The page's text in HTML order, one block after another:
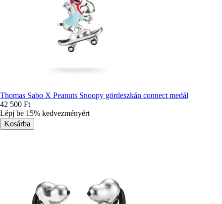
Thomas Sabo X Peanuts Snoopy gördeszkán connect medál
42 500 Ft
Lépj be 15% kedvezményért